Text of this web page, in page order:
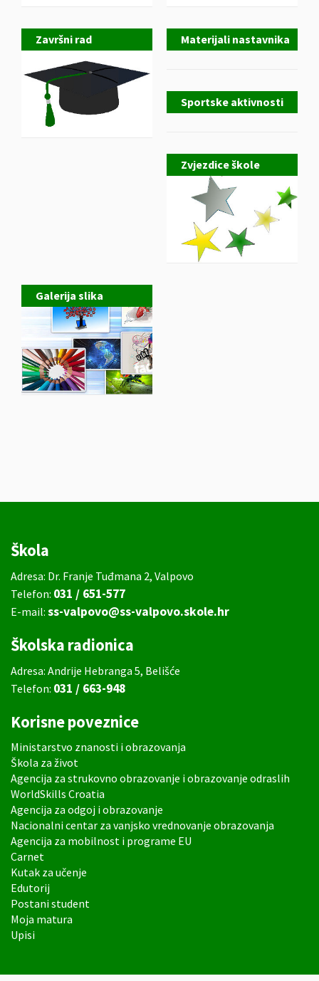
Završni rad Materijali nastavnika
Sportske aktivnosti
Zvjezdice škole
Galerija slika
Škola
Adresa: Dr. Franje Tuđmana 2, Valpovo
Telefon: 031 / 651-577
E-mail: ss-valpovo@ss-valpovo.skole.hr
Školska radionica
Adresa: Andrije Hebranga 5, Belišće
Telefon: 031 / 663-948
Korisne poveznice
Ministarstvo znanosti i obrazovanja
Škola za život
Agencija za strukovno obrazovanje i obrazovanje odraslih
WorldSkills Croatia
Agencija za odgoj i obrazovanje
Nacionalni centar za vanjsko vrednovanje obrazovanja
Agencija za mobilnost i programe EU
Carnet
Kutak za učenje
Edutorij
Postani student
Moja matura
Upisi